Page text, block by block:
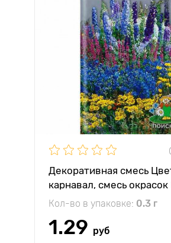
Декоративная смесь
карнавал, смесь
Кол-во в упаковке: 0.3 г
1.29 руб